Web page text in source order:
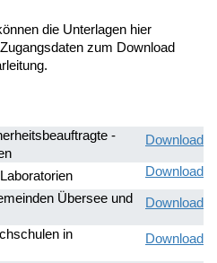
die Unterlagen hier
zum Download
-
Download
Download
Übersee und
Download
in
Download